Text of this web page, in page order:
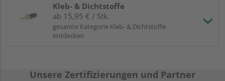
Kleb- & Dichtstoffe
ab 15,95 € / Stk.
gesamte Kategorie Kleb- & Dichtstoffe
entdecken
Unsere Zertifizierungen und Partner